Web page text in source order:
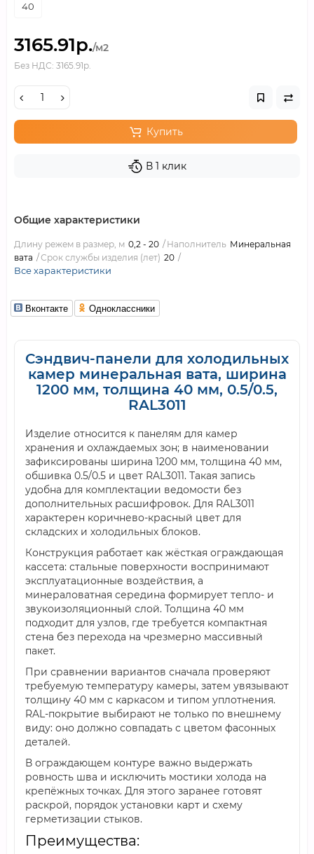
40
3165.91р./м2
Без НДС: 3165.91р.
Купить
В 1 клик
Общие характеристики
Длину режем в размер, м 0,2 - 20 Наполнитель Минеральная
вата
Срок службы изделия (лет) 20
Все характеристики
Вконтакте Одноклассники
Сэндвич-панели для холодильных
камер минеральная вата, ширина
1200 мм, толщина 40 мм, 0.5/0.5,
RAL3011
Изделие относится к панелям для камер
хранения и охлаждаемых зон; в наименовании
зафиксированы ширина 1200 мм, толщина 40 мм,
обшивка 0.5/0.5 и цвет RAL3011. Такая запись
удобна для комплектации ведомости без
дополнительных расшифровок. Для RAL3011
характерен коричнево-красный цвет для
складских и холодильных блоков.
Конструкция работает как жёсткая ограждающая
кассета: стальные поверхности воспринимают
эксплуатационные воздействия, а
минераловатная середина формирует тепло- и
звукоизоляционный слой. Толщина 40 мм
подходит для узлов, где требуется компактная
стена без перехода на чрезмерно массивный
пакет.
При сравнении вариантов сначала проверяют
требуемую температуру камеры, затем увязывают
толщину 40 мм с каркасом и типом уплотнения.
RAL-покрытие выбирают не только по внешнему
виду: оно должно совпадать с цветом фасонных
деталей.
В ограждающем контуре важно выдержать
ровность шва и исключить мостики холода на
крепёжных точках. Для этого заранее готовят
раскрой, порядок установки карт и схему
герметизации стыков.
Преимущества: